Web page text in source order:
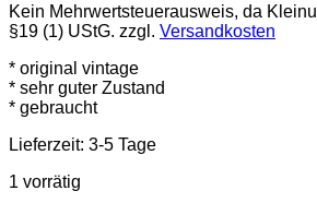
Kein Mehrwertsteuerausweis, da
§19 (1) UStG. zzgl. Versandkosten
* original vintage
* sehr guter Zustand
* gebraucht
Lieferzeit: 3-5 Tage
1 vorrätig